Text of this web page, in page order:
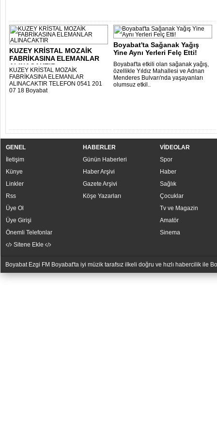
KUZEY KRİSTAL MOZAİK
FABRİKASINA ELEMANLAR
ALINACAKTIR
KUZEY KRİSTAL MOZAİK
FABRİKASINA ELEMANLAR
ALINACAKTIR TELEFON 0541 201
07 18 Boyabat
Boyabat'ta Sağanak Yağış
Yine Aynı Yerleri Felç Etti!
Boyabat'ta etkili olan sağanak yağış,
özellikle Yıldız Mahallesi ve Adnan
Menderes Bulvarı'nda yaşayanları
olumsuz etkil..
GENEL
İletişim
Künye
Linkler
Rss
Üye Ol
Üye Girişi
Önemli Telefonlar
Sitene Ekle
HABERLER
Günün Haberleri
Haber Arşivi
Gazete Arşivi
Köşe Yazarları
VİDEOLAR
Spor
Haber
Sağlık
Çocuklar
Tv ve Magazin
Amatör
Sinema
Boyabat Ezgi FM Boyabat'ta iyi müzik tarafsız ilkeli doğru ve hızlı habercilik ile